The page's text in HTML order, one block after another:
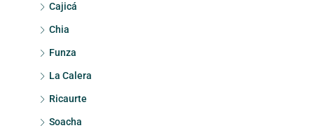
Cajicá
Chia
Funza
La Calera
Ricaurte
Soacha